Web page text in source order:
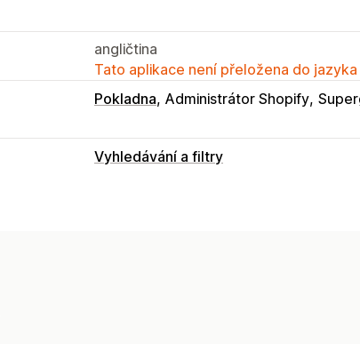
angličtina
Tato aplikace není přeložena do jazyka
Pokladna Administrátor Shopify
Vyhledávání a filtry